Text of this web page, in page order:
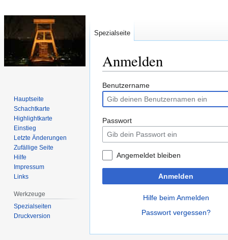
Anmelden
Zur
Navigation
springen
Zur
Suche
springen
Benutzername
Passwort
Angemeldet bleiben
Anmelden
Hilfe beim Anmelden
Passwort vergessen?
Spezialseite
Hauptseite
Schachtkarte
Highlightkarte
Einstieg
Letzte Änderungen
Zufällige Seite
Hilfe
Impressum
Links
Werkzeuge
Spezialseiten
Druckversion